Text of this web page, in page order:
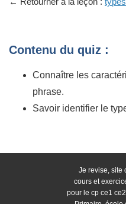
Contenu du quiz :
Connaître les
phrase.
Savoir identifier le
Je revise, site
cours et
pour le cp ce1